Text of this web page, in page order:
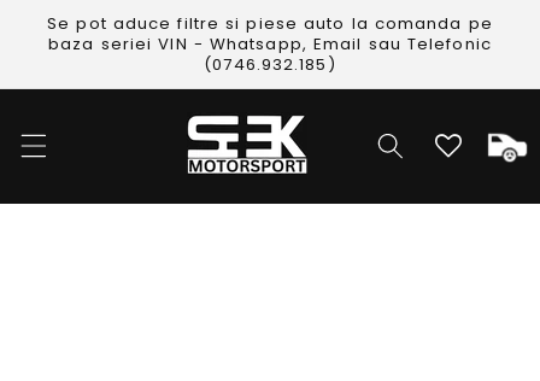
Skip to
content
Se pot aduce filtre si piese auto la comanda pe
baza seriei VIN - Whatsapp, Email sau Telefonic
(0746.932.185)
Cos